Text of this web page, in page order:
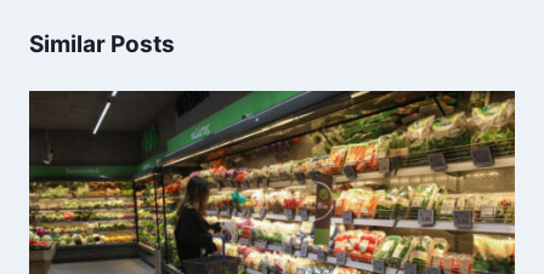
Similar Posts